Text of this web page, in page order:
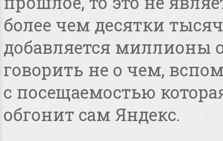
более чем десятки
добавляется миллионы
говорить не о чем,
с посещаемостью
обгонит сам Яндекс.